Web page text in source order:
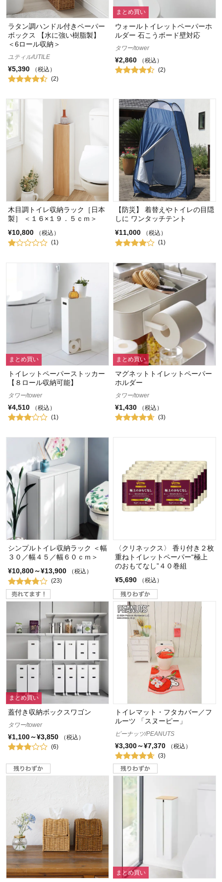
ラタン調ハンドル付きペーパー
ボックス 【水に強い樹脂製】
＜6ロール収納＞
ユティル/UTILE
¥5,390
（税込）
(2)
まとめ買い
ウォールトイレットペーパーホ
ルダー 石こうボード壁対応
タワー/tower
¥2,860
（税込）
(2)
木目調トイレ収納ラック［日本
製］ ＜１６×１９．５ｃｍ＞
¥10,800
（税込）
(1)
【防災】 着替えやトイレの目隠
しに ワンタッチテント
¥11,000
（税込）
(1)
まとめ買い
トイレットペーパーストッカー
【８ロール収納可能】
タワー/tower
¥4,510
（税込）
(1)
まとめ買い
マグネットトイレットペーパー
ホルダー
タワー/tower
¥1,430
（税込）
(3)
シンプルトイレ収納ラック ＜幅
３０／幅４５／幅６０ｃｍ＞
¥10,800～¥13,900
（税込）
(23)
〈クリネックス〉 香り付き２枚
重ねトイレットペーパー“極上
のおもてなし”４０巻組
¥5,690
（税込）
まとめ買い
蓋付き収納ボックスワゴン
タワー/tower
¥1,100～¥3,850
（税込）
(6)
トイレマット・フタカバー／フ
ルーツ 「スヌーピー」
ピーナッツ/PEANUTS
¥3,300～¥7,370
（税込）
(3)
まとめ買い